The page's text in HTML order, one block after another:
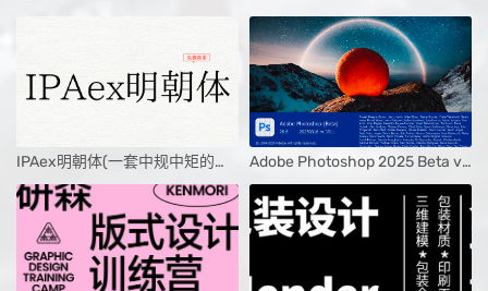
IPAex明朝体(一套中规中矩的日系宋体字型) Adobe Photoshop 2025 Beta v26.6完整版